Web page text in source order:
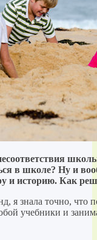
в школе? Ну и
и историю. Как
знала точно, что
учебники и